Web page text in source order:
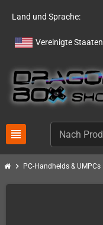
Land und Sprache:
Vereinigte Staaten
view_headline
chevron_right PC-Handhelds & UMPCs